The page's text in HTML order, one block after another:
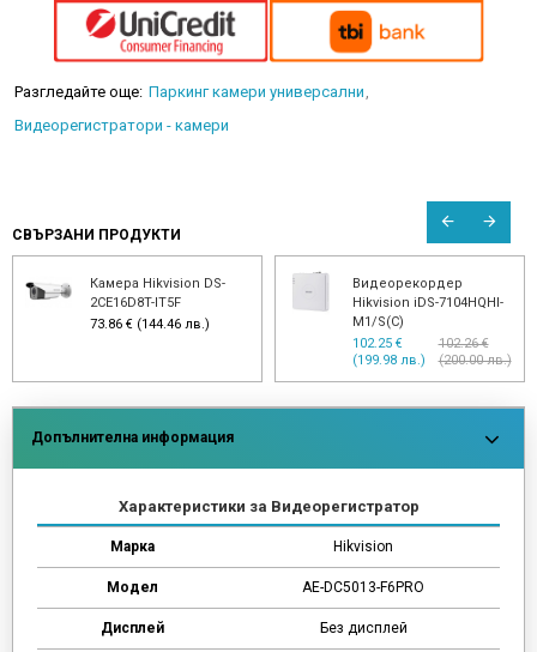
Разгледайте още: Паркинг камери универсални
Видеорегистратори - камери
СВЪРЗАНИ ПРОДУКТИ
Камера Hikvision DS-
2CE16D8T-IT5F
73.86 € (144.46 лв.)
Видеорекордер
Hikvision iDS-7104HQHI-
M1/S(C)
102.25 €
(199.98 лв.)
102.26 €
(200.00 лв.)
Допълнителна информация
Характеристики за Видеорегистратор
Марка Hikvision
Модел AE-DC5013-F6PRO
Дисплей Без дисплей